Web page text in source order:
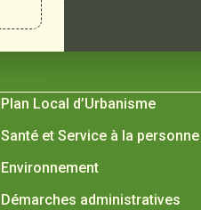
Plan Local d’Urbanisme
Santé et Service à la personne
Environnement
Démarches administratives